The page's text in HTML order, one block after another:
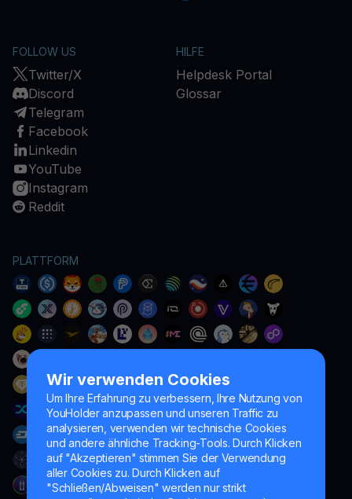
Wir verwenden Cookies
Um Ihre Erfahrung zu verbessern, Ihre Nutzung von
YouHolder anzupassen und unseren Traffic zu
analysieren, verwenden wir technische Cookies
und andere ähnliche Tracking-Tools. Durch Klicken
auf "Akzeptieren" stimmen Sie der Verwendung
aller Cookies zu. Durch Klicken auf
"Schließen/Abweisen" werden nur strikt
FOLLOW US
Twitter/X
Discord
Telegram
Facebook
Linkedin
YouTube
Instagram
Reddit
HILFE
Helpdesk Portal
Glossar
PLATTFORM